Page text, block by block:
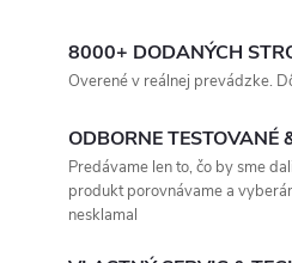
8000+ DODANÝCH
Overené v reálnej prevádzke.
ODBORNE TESTOVANÉ
Predávame len to, čo by sme
produkt porovnávame a
nesklamal